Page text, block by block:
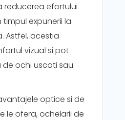
reducerea efortului
expunerii la
Astfel, acestia
vizual si pot
de ochi uscati sau
optice si de
le ofera, ochelarii de